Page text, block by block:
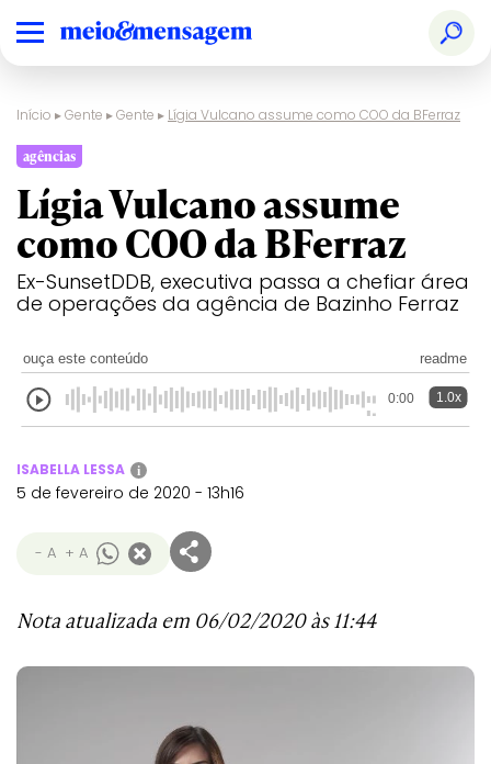
Início ▸Gente ▸Gente ▸ Lígia Vulcano assume como COO da BFerraz
agências
Lígia Vulcano assume
como COO da BFerraz
Ex-SunsetDDB, executiva passa a chefiar área
de operações da agência de Bazinho Ferraz
ouça este conteúdo readme
0:00 1.0x
ISABELLA LESSA i
5 de fevereiro de 2020 - 13h16
- A + A
Nota atualizada em 06/02/2020 às 11:44